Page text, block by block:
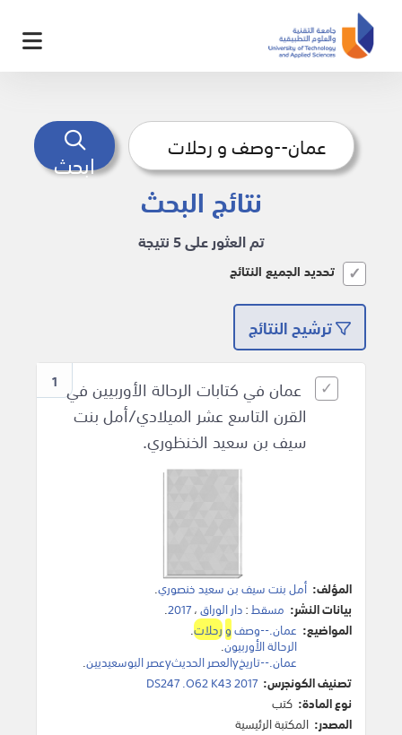
ابحث
نتائج البحث
تم العثور على 5 نتيجة
تحديد الجميع النتائج
ترشيح النتائج
1 عمان في كتابات الرحالة الأوربيين في
القرن التاسع عشر الميلادي/أمل بنت
سيف بن سعيد الخنظوري.
المؤلف: أمل بنت سيف بن سعيد خنصوري.
بيانات النشر: مسقط:دار الوراق،2017
.
المواضيع: عمان.--وصفورحلات.
الرحالة الأوربيون.
عمان.--تاريخyالعصر الحديثyعصر البوسعيديين
.
تصنيف الكونجرس: DS247 .O62 K43 2017
نوع المادة: كتب
المصدر: المكتبة الرئيسية